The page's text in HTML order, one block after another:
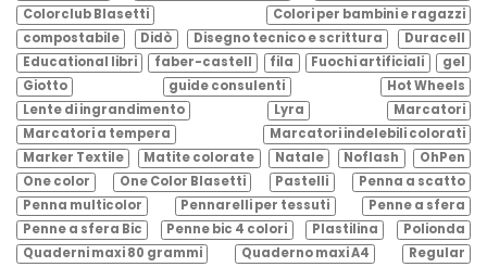
Colorclub Blasetti
Colori per bambini e ragazzi
compostabile
Didò Disegno tecnico e scrittura
Duracell
Educational libri
faber-castell fila Fuochi artificiali
gel
Giotto
guide consulenti
Hot Wheels
Lente di ingrandimento
Lyra
Marcatori
Marcatori a tempera
Marcatori indelebili colorati
Marker Textile
Matite colorate Natale Noflash
OhPen
One color
One Color Blasetti Pastelli
Penna a scatto
Penna multicolor
Pennarelli per tessuti
Penne a sfera
Penne a sfera Bic
Penne bic 4 colori Plastilina
Polionda
Quaderni maxi 80 grammi
Quaderno maxi A4
Regular